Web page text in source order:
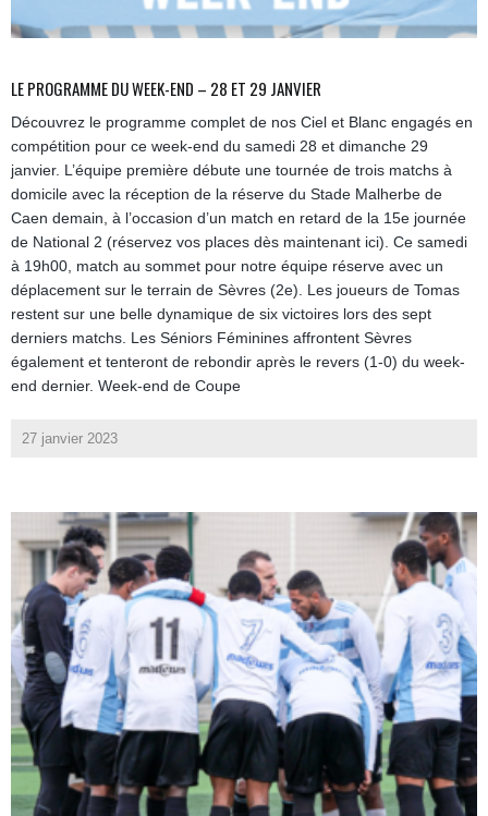
LE PROGRAMME DU WEEK-END – 28 ET 29 JANVIER
Découvrez le programme complet de nos Ciel et Blanc engagés en
compétition pour ce week-end du samedi 28 et dimanche 29
janvier. L’équipe première débute une tournée de trois matchs à
domicile avec la réception de la réserve du Stade Malherbe de
Caen demain, à l’occasion d’un match en retard de la 15e journée
de National 2 (réservez vos places dès maintenant ici). Ce samedi
à 19h00, match au sommet pour notre équipe réserve avec un
déplacement sur le terrain de Sèvres (2e). Les joueurs de Tomas
restent sur une belle dynamique de six victoires lors des sept
derniers matchs. Les Séniors Féminines affrontent Sèvres
également et tenteront de rebondir après le revers (1-0) du week-
end dernier. Week-end de Coupe
27 janvier 2023